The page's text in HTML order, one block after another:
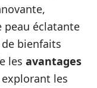
éclatante
bienfaits
les avantages
les